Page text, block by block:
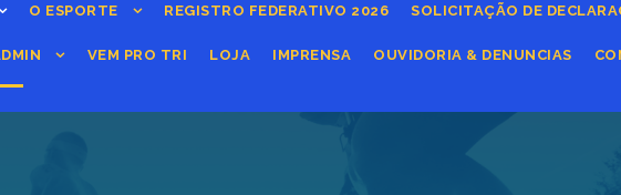
O ESPORTE REGISTRO FEDERATIVO 2026 SOLICITAÇÃO DE
VEM PRO TRI LOJA IMPRENSA OUVIDORIA & DENUNCIAS